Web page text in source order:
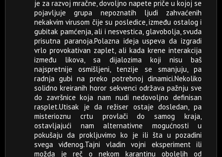
je za razvoj mračne, dovoljno napete priče u kojoj se
pojavljuje grupa nepoznatih ljudi zahvaćenih
nekakvim virusom čije su posledice, između ostalog i
gubitak pamćenja, ali i nesvestica, glavobolja, svuda
prisutna paranoja.Polazna ideja uspeva da izgradi
vrlo provokativan zaplet, ali kada krene interakcija
između likova, sa dijalozima koji nisu baš
najspretnije osmišljeni, tenzije se smanjuju, pa
radnja gubi na preko potrebnoj dinamici.Nekoliko
solidno kreiranih horor sekvenci održava pažnju sve
do završnice koja nam nudi nedovoljno definisan
rasplet.Utisak je da režiser ostaje dosledan, pa
misterioznu crtu provlači do samog kraja,
ostavljajući nam alternativne mogućnosti u
pokušaju da prokljuvimo ko je ili šta u pozadini
svega viđenog.Tajni vladin vojni eksperiment ili
možda je reč o nekom karantinu obolelih od